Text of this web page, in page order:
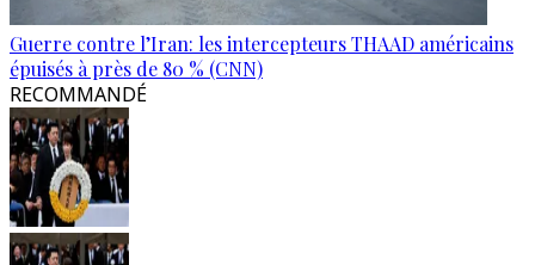
Guerre contre l’Iran: les intercepteurs THAAD américains
épuisés à près de 80 % (CNN)
RECOMMANDÉ